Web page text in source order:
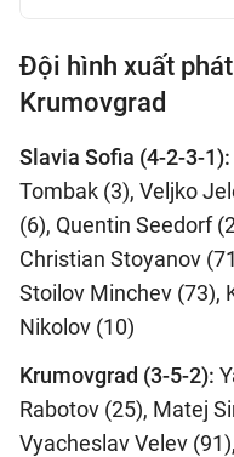
Đội hình xuất
Krumovgrad
Slavia Sofia (4-2-3-1):
Tombak (3), Veljko
(6), Quentin Seedorf
Christian Stoyanov
Stoilov Minchev (73),
Nikolov (10)
Krumovgrad (3-5-2):
Rabotov (25), Matej
Vyacheslav Velev